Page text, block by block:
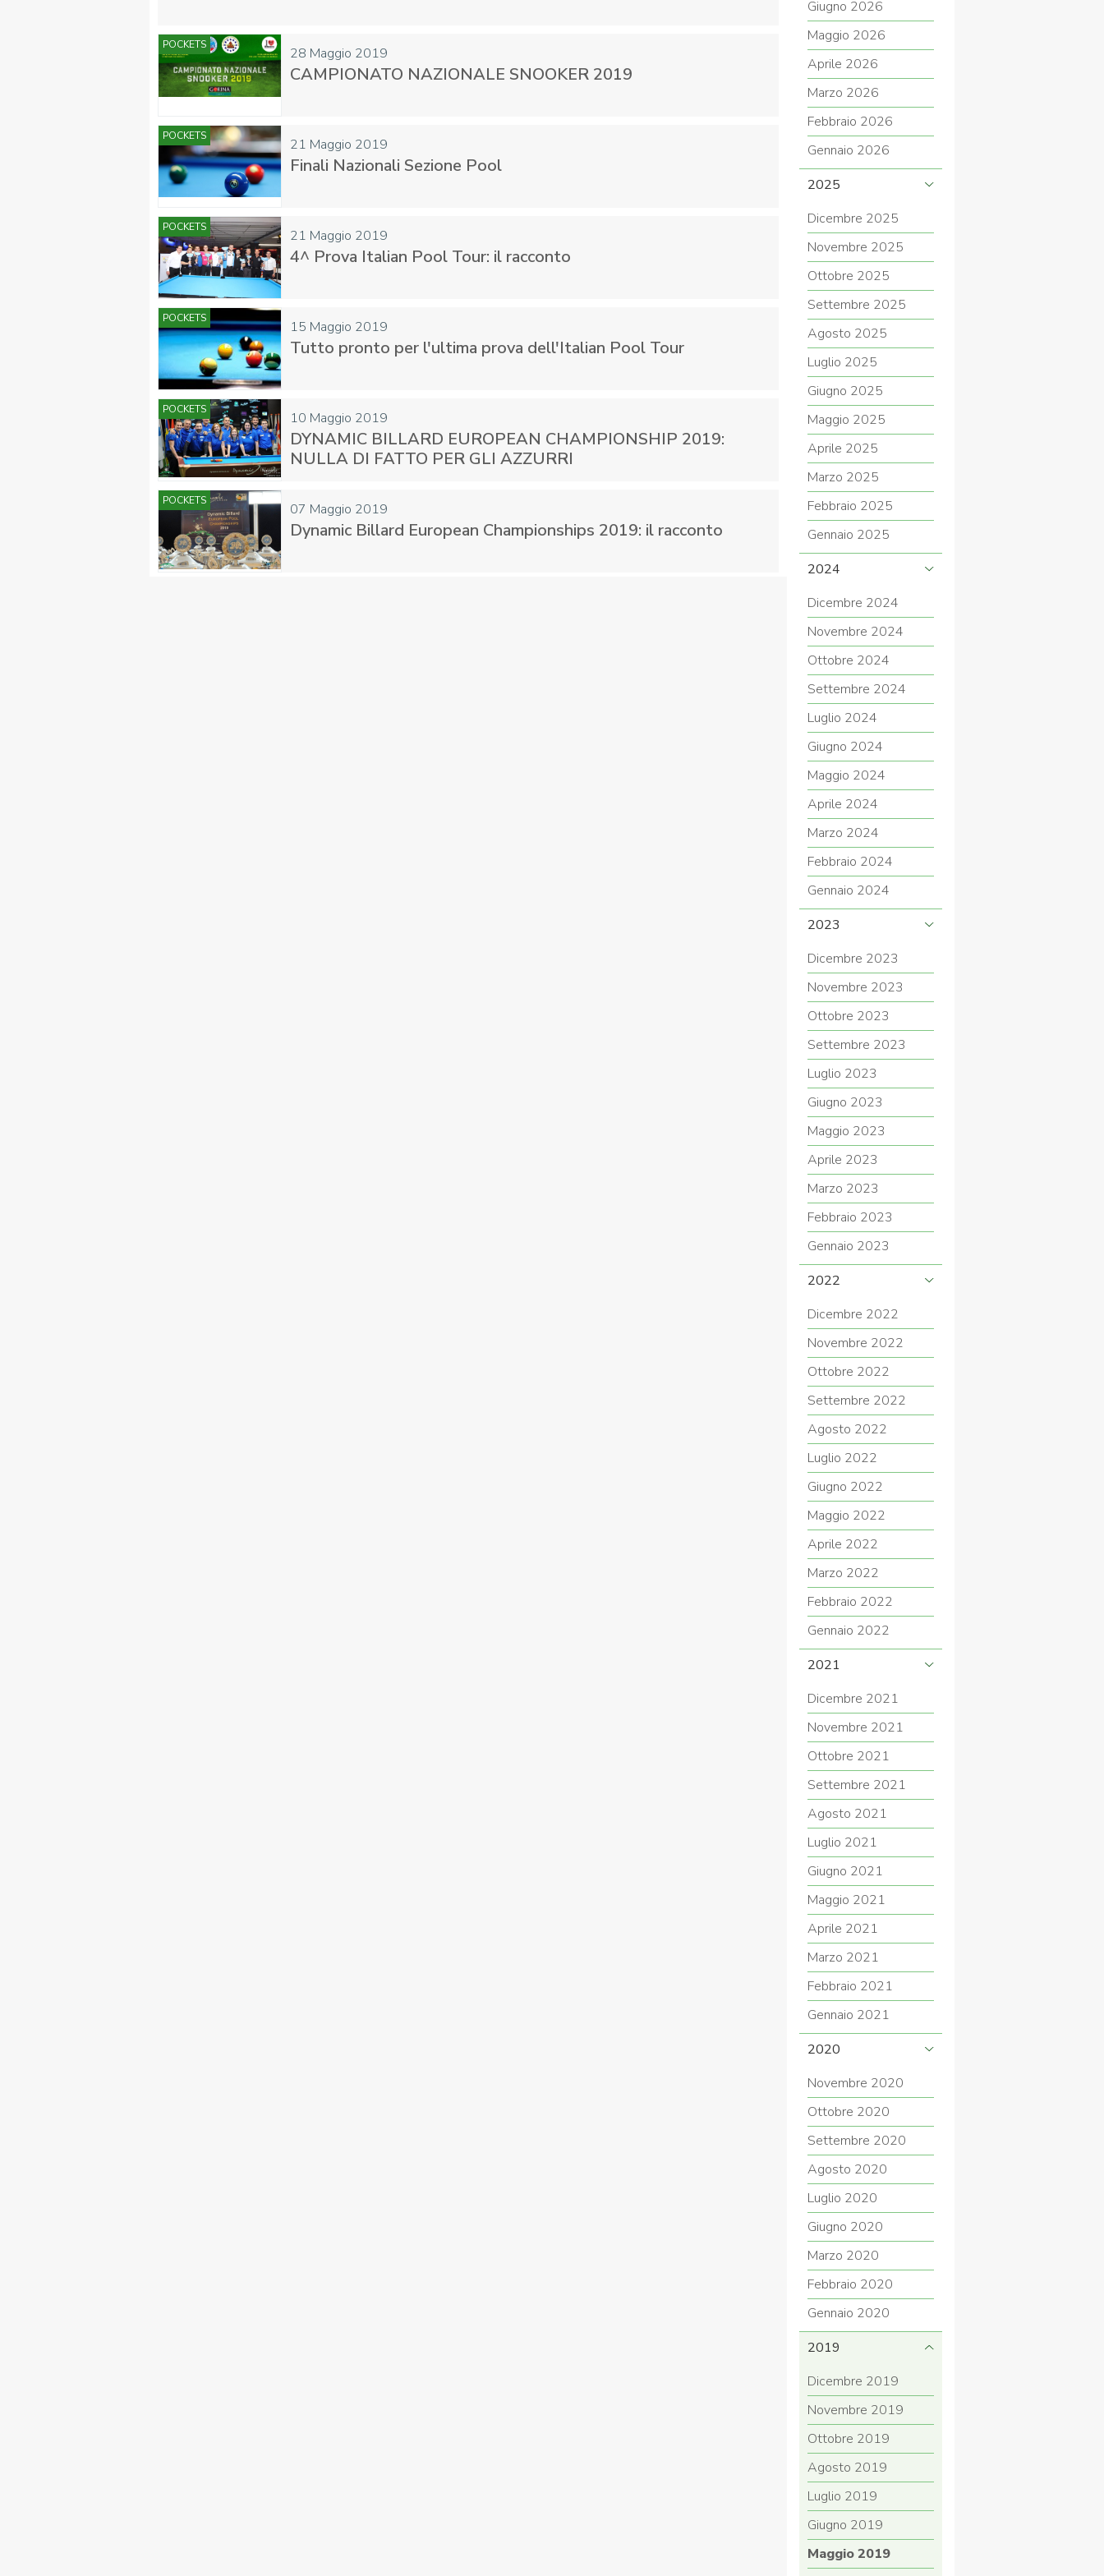
FIBISCUOLA-
JUNIORES
CENTRO STUDI E
COVID-19
Privacy Policy Cookie Policy Cerca Mappa del Sito Feed rss Iscriviti alla Newsletter Link Federazione Trasparente
28 Maggio 2019
POCKETS
CAMPIONATO NAZIONALE SNOOKER 2019
21 Maggio 2019
POCKETS
Finali Nazionali Sezione Pool
21 Maggio 2019
POCKETS
4^ Prova Italian Pool Tour: il racconto
15 Maggio 2019
POCKETS
Tutto pronto per l'ultima prova dell'Italian Pool Tour
10 Maggio 2019
POCKETS
DYNAMIC BILLARD EUROPEAN CHAMPIONSHIP 2019:
NULLA DI FATTO PER GLI AZZURRI
07 Maggio 2019
POCKETS
Dynamic Billard European Championships 2019: il racconto
Giugno 2026
Maggio 2026
Aprile 2026
Marzo 2026
Febbraio 2026
Gennaio 2026
2025
Dicembre 2025
Novembre 2025
Ottobre 2025
Settembre 2025
Agosto 2025
Luglio 2025
Giugno 2025
Maggio 2025
Aprile 2025
Marzo 2025
Febbraio 2025
Gennaio 2025
2024
Dicembre 2024
Novembre 2024
Ottobre 2024
Settembre 2024
Luglio 2024
Giugno 2024
Maggio 2024
Aprile 2024
Marzo 2024
Febbraio 2024
Gennaio 2024
2023
Dicembre 2023
Novembre 2023
Ottobre 2023
Settembre 2023
Luglio 2023
Giugno 2023
Maggio 2023
Aprile 2023
Marzo 2023
Febbraio 2023
Gennaio 2023
2022
Dicembre 2022
Novembre 2022
Ottobre 2022
Settembre 2022
Agosto 2022
Luglio 2022
Giugno 2022
Maggio 2022
Aprile 2022
Marzo 2022
Febbraio 2022
Gennaio 2022
2021
Dicembre 2021
Novembre 2021
Ottobre 2021
Settembre 2021
Agosto 2021
Luglio 2021
Giugno 2021
Maggio 2021
Aprile 2021
Marzo 2021
Febbraio 2021
Gennaio 2021
2020
Novembre 2020
Ottobre 2020
Settembre 2020
Agosto 2020
Luglio 2020
Giugno 2020
Marzo 2020
Febbraio 2020
Gennaio 2020
2019
Dicembre 2019
Novembre 2019
Ottobre 2019
Agosto 2019
Luglio 2019
Giugno 2019
Maggio 2019